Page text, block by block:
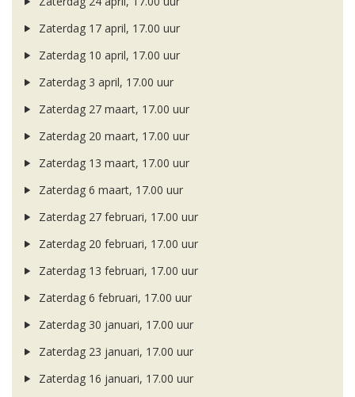
Zaterdag 17 april, 17.00 uur
Zaterdag 10 april, 17.00 uur
Zaterdag 3 april, 17.00 uur
Zaterdag 27 maart, 17.00 uur
Zaterdag 20 maart, 17.00 uur
Zaterdag 13 maart, 17.00 uur
Zaterdag 6 maart, 17.00 uur
Zaterdag 27 februari, 17.00 uur
Zaterdag 20 februari, 17.00 uur
Zaterdag 13 februari, 17.00 uur
Zaterdag 6 februari, 17.00 uur
Zaterdag 30 januari, 17.00 uur
Zaterdag 23 januari, 17.00 uur
Zaterdag 16 januari, 17.00 uur